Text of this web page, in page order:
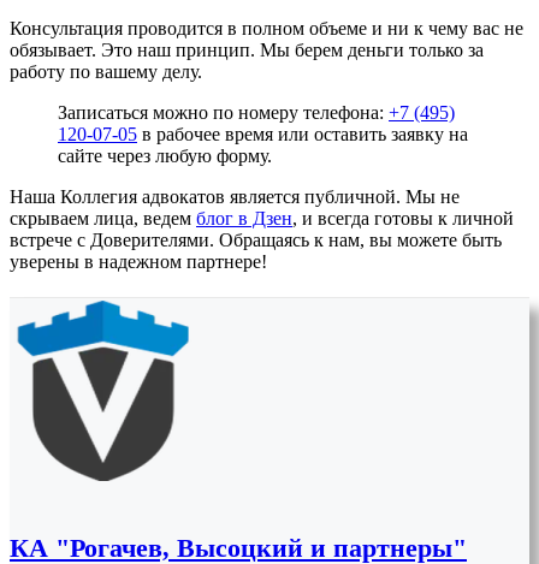
Консультация проводится в полном объеме и ни к чему вас не
обязывает. Это наш принцип. Мы берем деньги только за
работу по вашему делу.
Записаться можно по номеру телефона: +7 (495)
120-07-05 в рабочее время или оставить заявку на
сайте через любую форму.
Наша Коллегия адвокатов является публичной. Мы не
скрываем лица, ведем блог в Дзен, и всегда готовы к личной
встрече с Доверителями. Обращаясь к нам, вы можете быть
уверены в надежном партнере!
КА "Рогачев, Высоцкий и партнеры"